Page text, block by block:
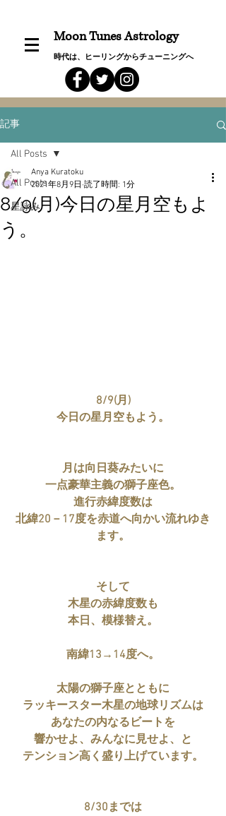
Moon Tunes Astrology
時代は、ヒーリングからチューニングへ
記事
All Posts
星詠み
All Posts
8/9(月)今日の星月空もよ
う。
Anya Kuratoku
2021年8月9日 読了時間: 1分
8/9(月)
今日の星月空もよう。
月は向日葵みたいに
一点豪華主義の獅子座色。
進行赤緯度数は
北緯20－17度を赤道へ向かい流れゆき
ます。
そして
木星の赤緯度数も
本日、模様替え。
南緯13→14度へ。
太陽の獅子座とともに
ラッキースター木星の地球リズムは
あなたの内なるビートを
響かせよ、みんなに見せよ、と
テンション高く盛り上げています。
8/30までは